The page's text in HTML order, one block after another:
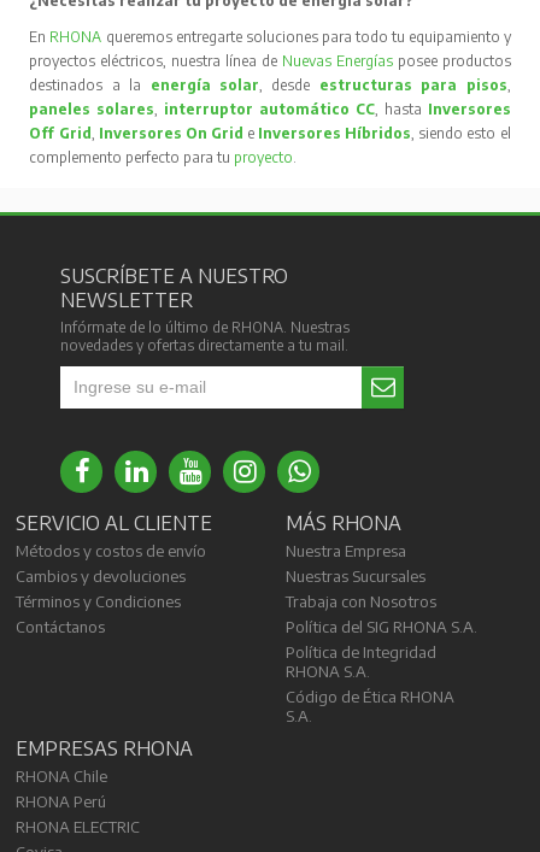
En RHONA queremos entregarte soluciones para todo tu equipamiento y
proyectos eléctricos, nuestra línea de Nuevas Energíasposee productos
destinados a la energía solar, desde estructuras para pisos,
paneles solares, interruptor automático CC, hasta Inversores
Off Grid, Inversores On Grid e Inversores Híbridos, siendo esto el
complemento perfecto para tu proyecto.
SUSCRÍBETE A NUESTRO
NEWSLETTER
Infórmate de lo último de RHONA. Nuestras
novedades y ofertas directamente a tu mail.
SERVICIO AL CLIENTE
Métodos y costos de envío
Cambios y devoluciones
Términos y Condiciones
Contáctanos
MÁS RHONA
Nuestra Empresa
Nuestras Sucursales
Trabaja con Nosotros
Política del SIG RHONA S.A.
Política de Integridad
RHONA S.A.
Código de Ética RHONA
S.A.
EMPRESAS RHONA
RHONA Chile
RHONA Perú
RHONA ELECTRIC